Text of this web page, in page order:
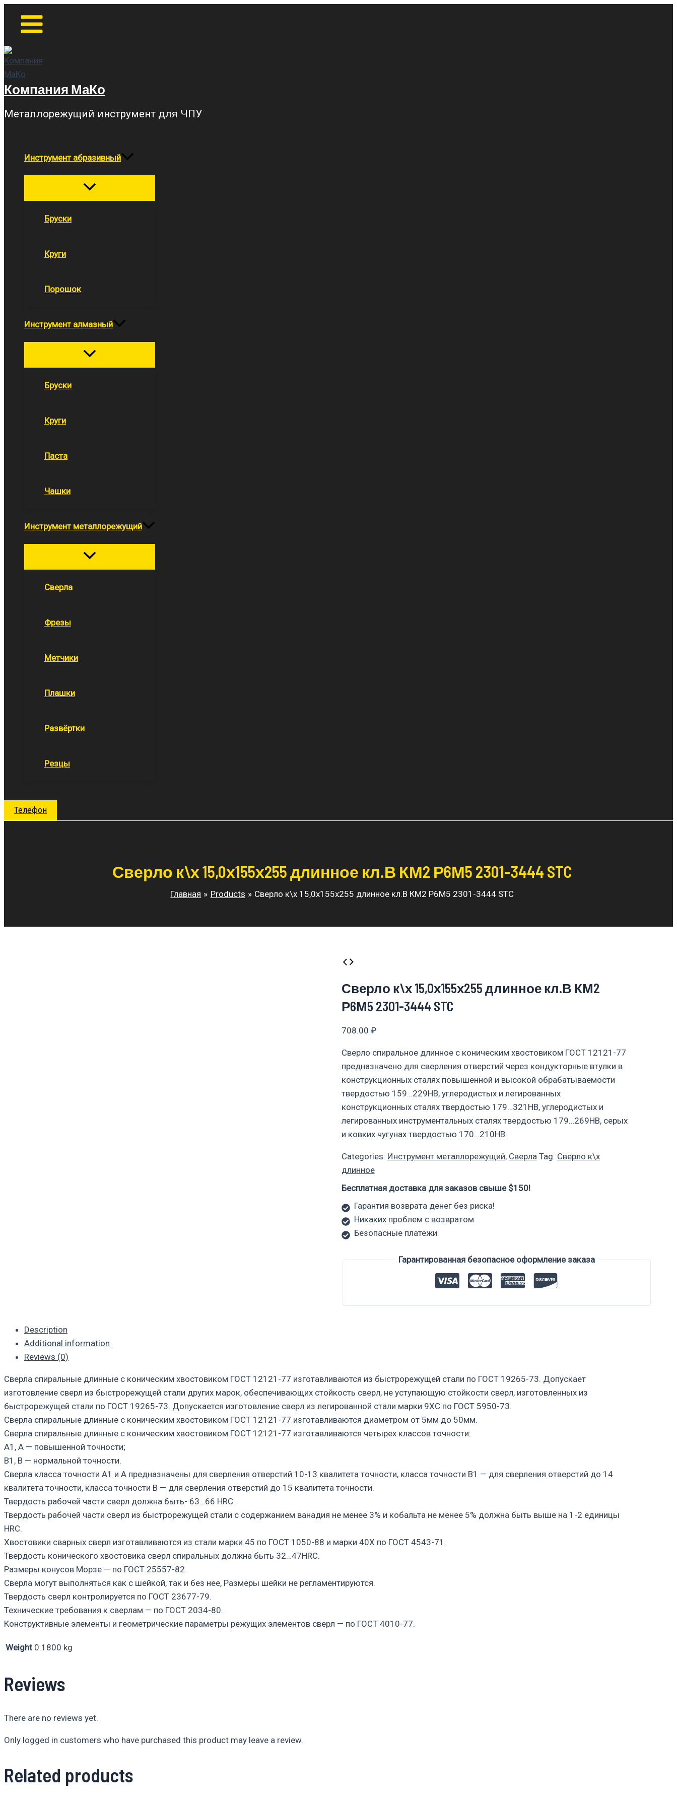
Main
Menu
Компания МаКо
Металлорежущий инструмент для ЧПУ
Инструмент абразивный
Переключатель
Бруски
Круги
Порошок
Инструмент алмазный
Переключатель
Бруски
Круги
Паста
Чашки
Инструмент металлорежущий
Переключатель
Сверла
Фрезы
Метчики
Плашки
Развёртки
Резцы
Телефон
Сверло к\х 15,0х155х255 длинное кл.В КМ2 Р6М5 2301-3444 STC
Главная Products Сверло к\х 15,0х155х255 длинное кл.В КМ2 Р6М5 2301-3444 STC
Сверло к\х 15,0х155х255 длинное кл.В КМ2
Р6М5 2301-3444 STC
708.00 ₽
Сверло спиральное длинное с коническим хвостовиком ГОСТ 12121-77
предназначено для сверления отверстий через кондукторные втулки в
конструкционных сталях повышенной и высокой обрабатываемости
твердостью 159…229НВ, углеродистых и легированных
конструкционных сталях твердостью 179…321НВ, углеродистых и
легированных инструментальных сталях твердостью 179…269НВ, серых
и ковких чугунах твердостью 170…210НВ.
Categories: Инструмент металлорежущий, Сверла Tag: Сверло к\х
длинное
Бесплатная доставка для заказов свыше $150!
Гарантия возврата денег без риска!
Никаких проблем с возвратом
Безопасные платежи
Гарантированная безопасное оформление заказа
Description
Additional information
Reviews (0)
Сверла спиральные длинные с коническим хвостовиком ГОСТ 12121-77 изготавливаются из быстрорежущей стали по ГОСТ 19265-73. Допускает
изготовление сверл из быстрорежущей стали других марок, обеспечивающих стойкость сверл, не уступающую стойкости сверл, изготовленных из
быстрорежущей стали по ГОСТ 19265-73. Допускается изготовление сверл из легированной стали марки 9ХС по ГОСТ 5950-73.
Сверла спиральные длинные с коническим хвостовиком ГОСТ 12121-77 изготавливаются диаметром от 5мм до 50мм.
Сверла спиральные длинные с коническим хвостовиком ГОСТ 12121-77 изготавливаются четырех классов точности:
А1, А — повышенной точности;
В1, В — нормальной точности.
Сверла класса точности А1 и А предназначены для сверления отверстий 10-13 квалитета точности, класса точности В1 — для сверления отверстий до 14
квалитета точности, класса точности В — для сверления отверстий до 15 квалитета точности.
Твердость рабочей части сверл должна быть- 63…66 HRC.
Твердость рабочей части сверл из быстрорежущей стали с содержанием ванадия не менее 3% и кобальта не менее 5% должна быть выше на 1-2 единицы
HRC.
Хвостовики сварных сверл изготавливаются из стали марки 45 по ГОСТ 1050-88 и марки 40Х по ГОСТ 4543-71.
Твердость конического хвостовика сверл спиральных должна быть 32…47HRC.
Размеры конусов Морзе — по ГОСТ 25557-82.
Сверла могут выполняться как с шейкой, так и без нее, Размеры шейки не регламентируются.
Твердость сверл контролируется по ГОСТ 23677-79.
Технические требования к сверлам — по ГОСТ 2034-80.
Конструктивные элементы и геометрические параметры режущих элементов сверл — по ГОСТ 4010-77.
Weight 0.1800 kg
Reviews
There are no reviews yet.
Only logged in customers who have purchased this product may leave a review.
Related products